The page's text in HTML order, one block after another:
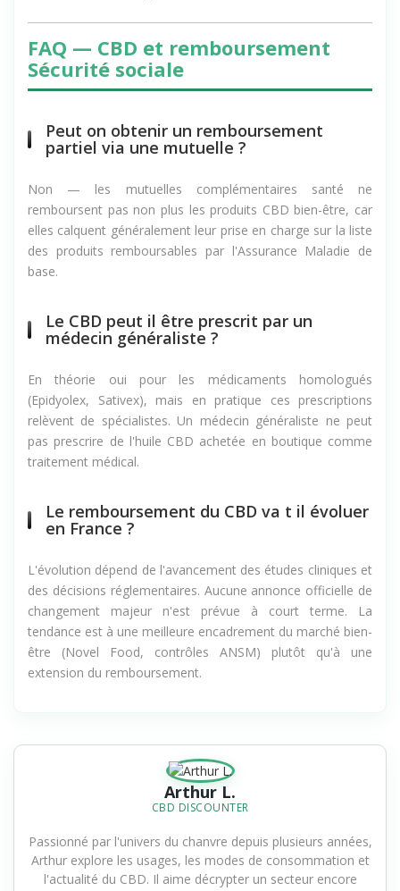
FAQ — CBD et remboursement
Sécurité sociale
Peut on obtenir un remboursement
partiel via une mutuelle ?
Non — les mutuelles complémentaires santé ne
remboursent pas non plus les produits CBD bien-être, car
elles calquent généralement leur prise en charge sur la liste
des produits remboursables par l'Assurance Maladie de
base.
Le CBD peut il être prescrit par un
médecin généraliste ?
En théorie oui pour les médicaments homologués
(Epidyolex, Sativex), mais en pratique ces prescriptions
relèvent de spécialistes. Un médecin généraliste ne peut
pas prescrire de l'huile CBD achetée en boutique comme
traitement médical.
Le remboursement du CBD va t il évoluer
en France ?
L'évolution dépend de l'avancement des études cliniques et
des décisions réglementaires. Aucune annonce officielle de
changement majeur n'est prévue à court terme. La
tendance est à une meilleure encadrement du marché bien-
être (Novel Food, contrôles ANSM) plutôt qu'à une
extension du remboursement.
Arthur L.
CBD DISCOUNTER
Passionné par l'univers du chanvre depuis plusieurs années,
Arthur explore les usages, les modes de consommation et
l'actualité du CBD. Il aime décrypter un secteur encore